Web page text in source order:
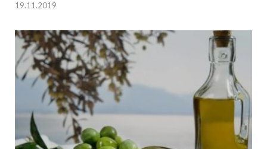
19.11.2019